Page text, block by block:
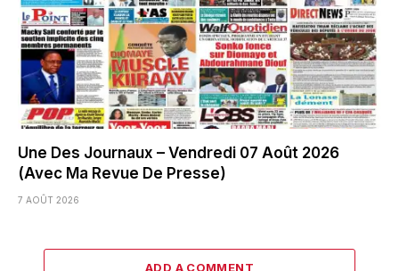
Une Des Journaux – Vendredi 07 Août 2026
(Avec Ma Revue De Presse)
7 AOÛT 2026
ADD A COMMENT